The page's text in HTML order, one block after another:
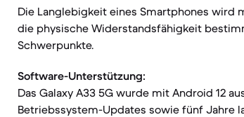
Die Langlebigkeit eines Smartphones wird
die physische Widerstandsfähigkeit
Schwerpunkte.
Software-Unterstützung:
Das Galaxy A33 5G wurde mit Android 12
Betriebssystem-Updates sowie fünf Jahre